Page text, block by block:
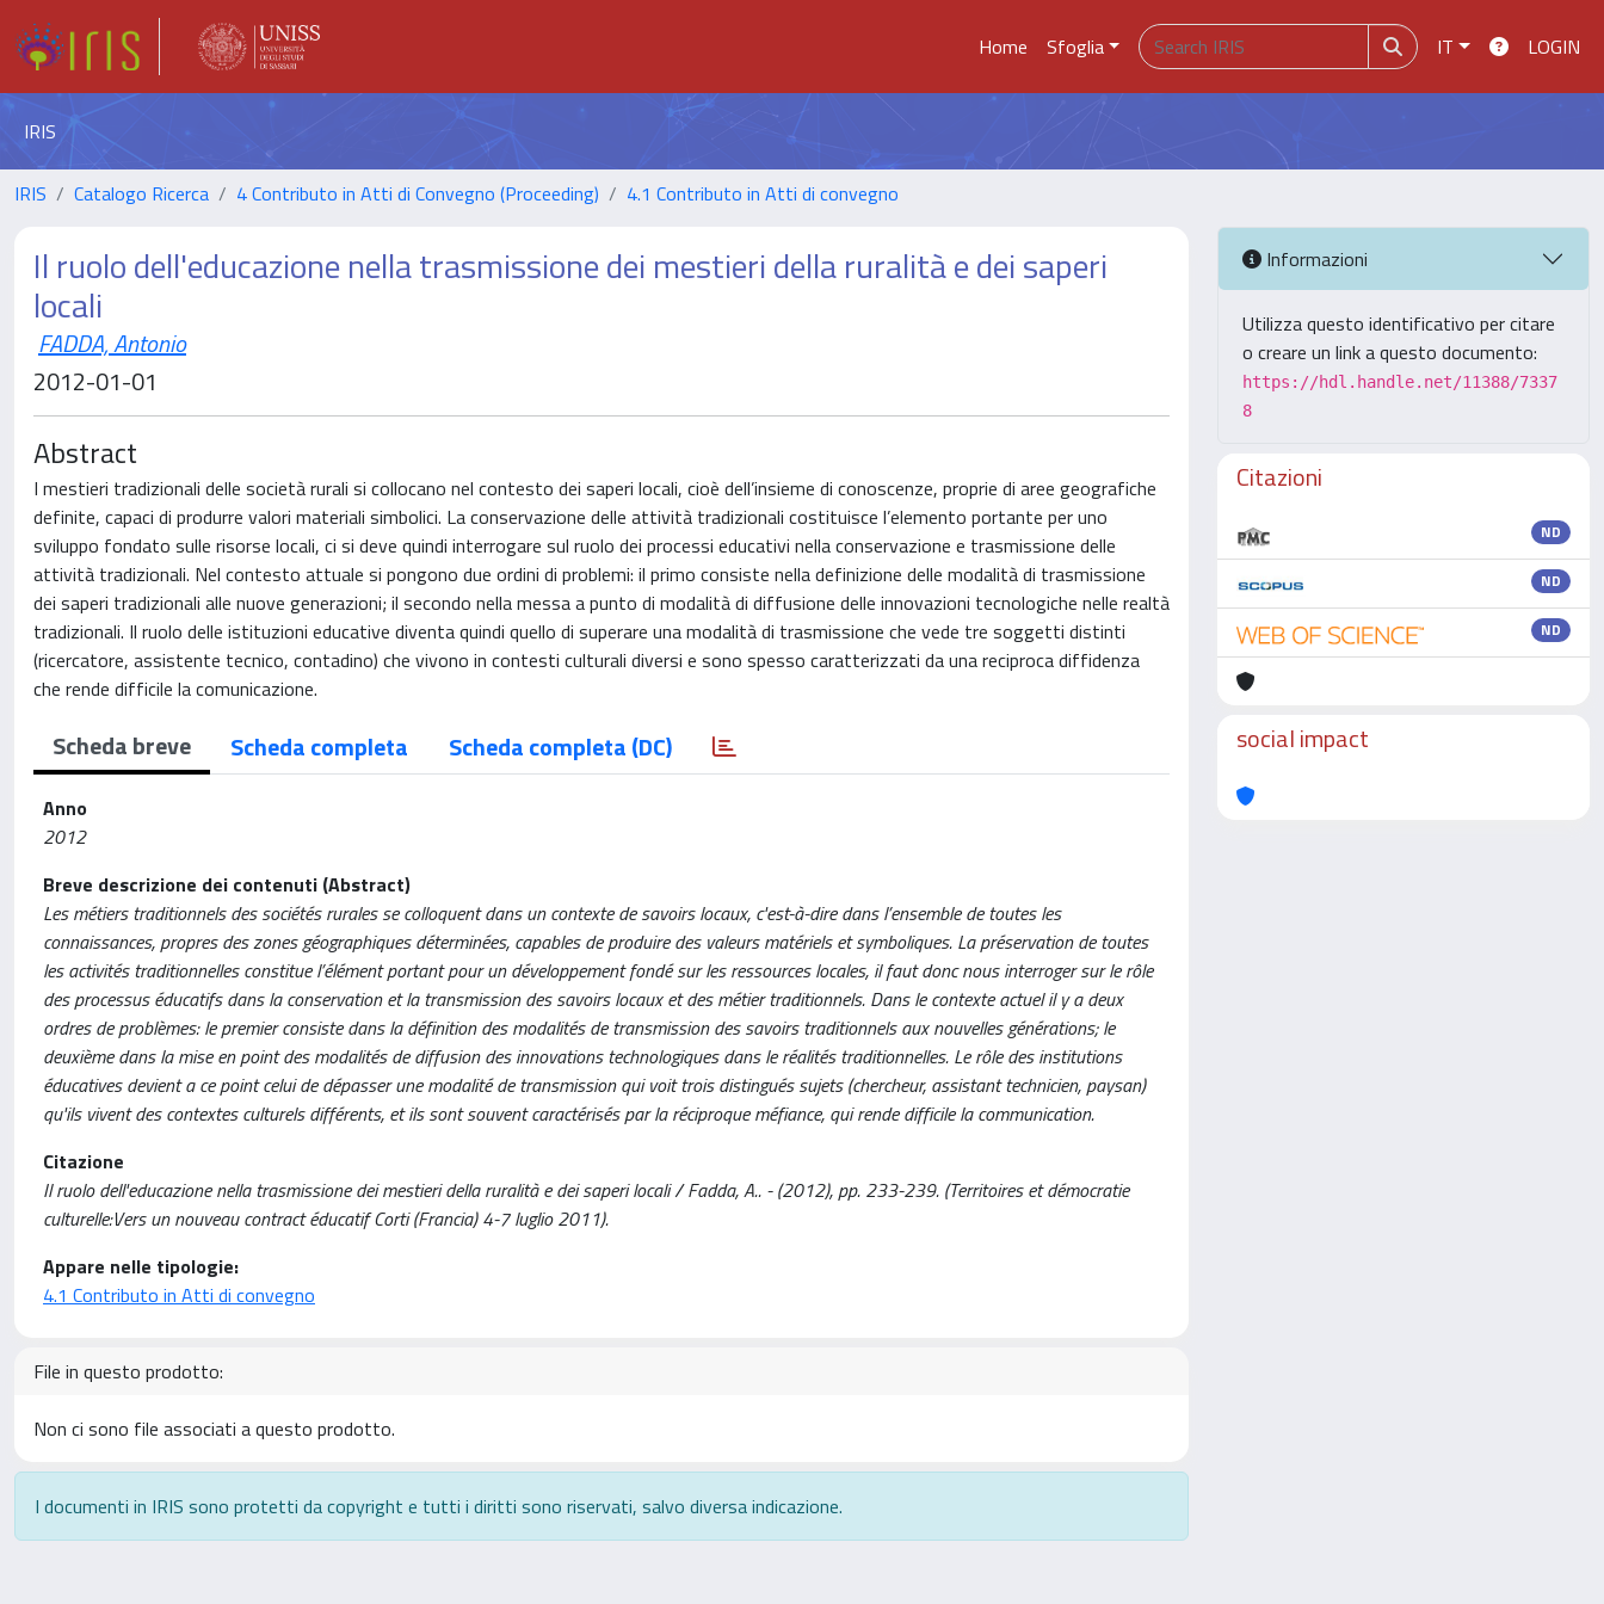
Home Sfoglia IT LOGIN
IRIS
IRIS Catalogo Ricerca 4 Contributo in Atti di Convegno (Proceeding) 4.1 Contributo in Atti di convegno
Il ruolo dell'educazione nella trasmissione dei mestieri della ruralità e dei saperi
locali
FADDA, Antonio
2012-01-01
Abstract
I mestieri tradizionali delle società rurali si collocano nel contesto dei saperi locali, cioè dell’insieme di conoscenze, proprie di aree geografiche
definite, capaci di produrre valori materiali simbolici. La conservazione delle attività tradizionali costituisce l’elemento portante per uno
sviluppo fondato sulle risorse locali, ci si deve quindi interrogare sul ruolo dei processi educativi nella conservazione e trasmissione delle
attività tradizionali. Nel contesto attuale si pongono due ordini di problemi: il primo consiste nella definizione delle modalità di trasmissione
dei saperi tradizionali alle nuove generazioni; il secondo nella messa a punto di modalità di diffusione delle innovazioni tecnologiche nelle realtà
tradizionali. Il ruolo delle istituzioni educative diventa quindi quello di superare una modalità di trasmissione che vede tre soggetti distinti
(ricercatore, assistente tecnico, contadino) che vivono in contesti culturali diversi e sono spesso caratterizzati da una reciproca diffidenza
che rende difficile la comunicazione.
Scheda breve Scheda completa Scheda completa (DC)
Anno
2012
Breve descrizione dei contenuti (Abstract)
Les métiers traditionnels des sociétés rurales se colloquent dans un contexte de savoirs locaux, c'est-à-dire dans l’ensemble de toutes les
connaissances, propres des zones géographiques déterminées, capables de produire des valeurs matériels et symboliques. La préservation de toutes
les activités traditionnelles constitue l’élément portant pour un développement fondé sur les ressources locales, il faut donc nous interroger sur le rôle
des processus éducatifs dans la conservation et la transmission des savoirs locaux et des métier traditionnels. Dans le contexte actuel il y a deux
ordres de problèmes: le premier consiste dans la définition des modalités de transmission des savoirs traditionnels aux nouvelles générations; le
deuxième dans la mise en point des modalités de diffusion des innovations technologiques dans le réalités traditionnelles. Le rôle des institutions
éducatives devient a ce point celui de dépasser une modalité de transmission qui voit trois distingués sujets (chercheur, assistant technicien, paysan)
qu'ils vivent des contextes culturels différents, et ils sont souvent caractérisés par la réciproque méfiance, qui rende difficile la communication.
Citazione
Il ruolo dell'educazione nella trasmissione dei mestieri della ruralità e dei saperi locali / Fadda, A.. - (2012), pp. 233-239. (Territoires et démocratie
culturelle:Vers un nouveau contract éducatif Corti (Francia) 4-7 luglio 2011).
Appare nelle tipologie:
4.1 Contributo in Atti di convegno
File in questo prodotto:
Non ci sono file associati a questo prodotto.
I documenti in IRIS sono protetti da copyright e tutti i diritti sono riservati, salvo diversa indicazione.
Informazioni
Utilizza questo identificativo per citare
o creare un link a questo documento:
https://hdl.handle.net/11388/7337
8
Citazioni
ND
ND
ND
social impact